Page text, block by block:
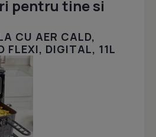
pentru tine si
CU AER CALD,
FLEXI, DIGITAL, 11L